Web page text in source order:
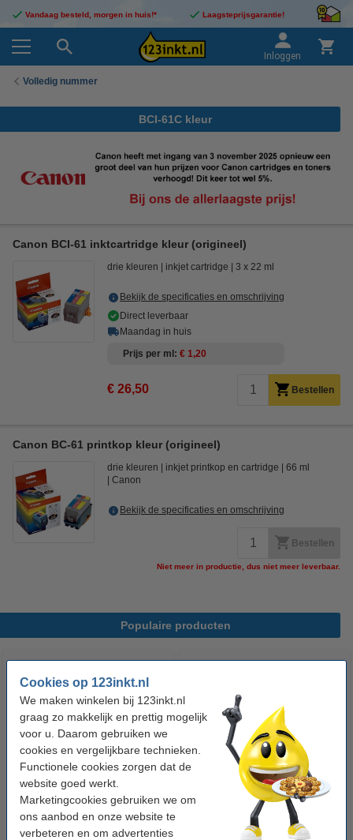
Cookies op 123inkt.nl
We maken winkelen bij 123inkt.nl
graag zo makkelijk en prettig mogelijk
voor u. Daarom gebruiken we
cookies en vergelijkbare technieken.
Functionele cookies zorgen dat de
website goed werkt.
Marketingcookies gebruiken we om
ons aanbod en onze website te
verbeteren en om advertenties
Vandaag besteld, morgen in huis!* Laagsteprijsgarantie!
Inloggen
Volledig nummer
BCI-61C kleur
Canon BCI-61 inktcartridge kleur (origineel)
drie kleuren inkjet cartridge 3 x 22 ml
Bekijk de specificaties en omschrijving
Direct leverbaar
Maandag in huis
Prijs per ml
€ 1,20
€ 26,50 Bestellen
Canon BC-61 printkop kleur (origineel)
drie kleuren inkjet printkop en cartridge
66 ml
Canon
Bekijk de specificaties en omschrijving
Bestellen
Niet meer in productie, dus niet meer leverbaar.
Populaire producten
123accu Xtreme Power MN1500
Penlite AA batterij 24 stuks
€ 14,95 Incl. 21% btw
123inkt kopieerpapier 1 doos
van 2.500 vel A4 - 80 grams
FSC® Mix Credit
€ 33,50 Incl. 21% btw